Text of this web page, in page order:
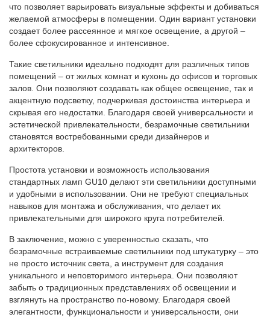
что позволяет варьировать визуальные эффекты и добиваться
желаемой атмосферы в помещении. Один вариант установки
создает более рассеянное и мягкое освещение, а другой –
более сфокусированное и интенсивное.
Такие светильники идеально подходят для различных типов
помещений – от жилых комнат и кухонь до офисов и торговых
залов. Они позволяют создавать как общее освещение, так и
акцентную подсветку, подчеркивая достоинства интерьера и
скрывая его недостатки. Благодаря своей универсальности и
эстетической привлекательности, безрамочные светильники
становятся востребованными среди дизайнеров и
архитекторов.
Простота установки и возможность использования
стандартных ламп GU10 делают эти светильники доступными
и удобными в использовании. Они не требуют специальных
навыков для монтажа и обслуживания, что делает их
привлекательными для широкого круга потребителей.
В заключение, можно с уверенностью сказать, что
безрамочные встраиваемые светильники под штукатурку – это
не просто источник света, а инструмент для создания
уникального и неповторимого интерьера. Они позволяют
забыть о традиционных представлениях об освещении и
взглянуть на пространство по-новому. Благодаря своей
элегантности, функциональности и универсальности, они